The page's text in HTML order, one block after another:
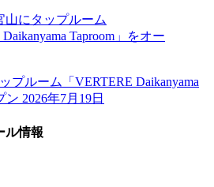
プルーム「VERTERE Daikanyama
ン 2026年7月19日
ル情報